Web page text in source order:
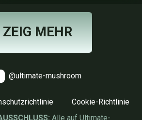
ZEIG MEHR
@ultimate-mushroom
Cookie-Richtlinie
Alle auf Ultimate-